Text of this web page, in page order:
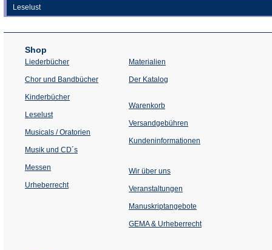
Leselust
Shop
Liederbücher
Chor und Bandbücher
Kinderbücher
Leselust
Musicals / Oratorien
Musik und CD´s
Messen
Urheberrecht
Materialien
Der Katalog
Warenkorb
Versandgebühren
Kundeninformationen
Wir über uns
Veranstaltungen
einem
Tab)
Manuskriptangebote
GEMA & Urheberrecht